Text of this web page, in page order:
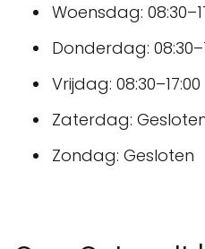
Woensdag:
Donderdag:
Vrijdag: 08:30–17:00
Zaterdag:
Zondag: Gesloten